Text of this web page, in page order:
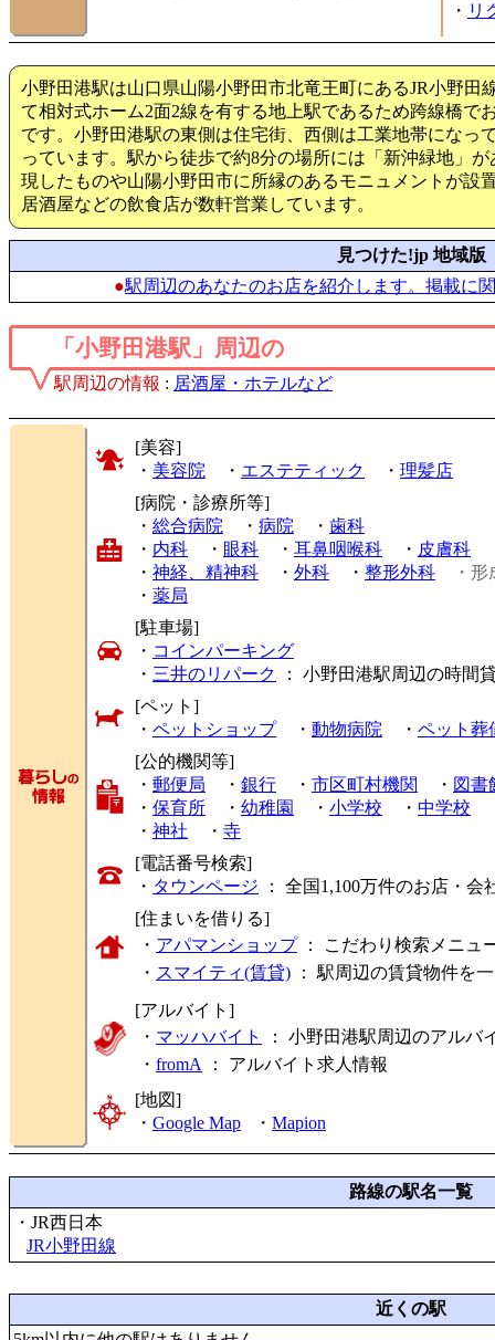
・ リ
小野田港駅は山口県山陽小野田市北竜王町にあるJR小野田
て相対式ホーム2面2線を有する地上駅であるため跨線橋で
です。小野田港駅の東側は住宅街、西側は工業地帯になっ
っています。駅から徒歩で約8分の場所には「新沖緑地」
現したものや山陽小野田市に所縁のあるモニュメントが設
居酒屋などの飲食店が数軒営業しています。
見つけた!jp 地域版
●駅周辺のあなたのお店を紹介します。掲載に
「小野田港駅」周辺の
駅周辺の情報 : 居酒屋・ホテルなど
[美容]
・ 美容院 ・ エステティック ・ 理髪店
[病院・診療所等]
・ 総合病院 ・ 病院 ・ 歯科
・ 内科 ・ 眼科 ・ 耳鼻咽喉科 ・ 皮膚科
・ 神経、精神科 ・ 外科 ・ 整形外科
・
・ 薬局
[駐車場]
・ コインパーキング
・ 三井のリパーク
： 小野田港駅周辺の時間
[ペット]
・ ペットショップ・ 動物病院 ・ ペット葬
[公的機関等]
・ 郵便局 ・ 銀行 ・ 市区町村機関 ・ 図書
・ 保育所 ・ 幼稚園 ・ 小学校 ・ 中学校
・ 神社 ・ 寺
[電話番号検索]
・ タウンページ ： 全国1,100万件のお店・
[住まいを借りる]
・ アパマンショップ： こだわり検索メニュ
・ スマイティ(賃貸) ： 駅周辺の賃貸物件を
[アルバイト]
・ マッハバイト
： 小野田港駅周辺のアルバ
・ fromA ： アルバイト求人情報
[地図]
・ Google Map ・ Mapion
路線の駅名一覧
・JR西日本
JR小野田線
近くの駅